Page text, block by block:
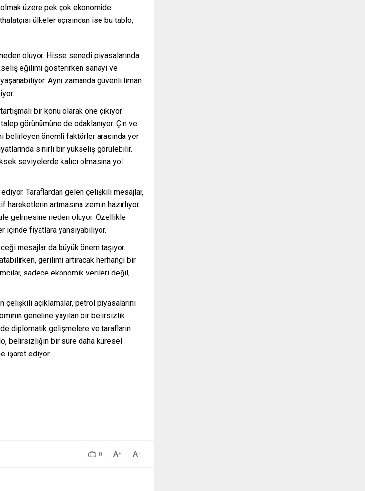
üzere pek çok ekonomide
ülkeler açısından ise bu tablo,
oluyor. Hisse senedi piyasalarında
eğilimi gösterirken sanayi ve
Aynı zamanda güvenli liman
bir konu olarak öne çıkıyor.
görünümüne de odaklanıyor. Çin ve
belirleyen önemli faktörler arasında yer
sınırlı bir yükseliş görülebilir.
seviyelerde kalıcı olmasına yol
Taraflardan gelen çelişkili mesajlar,
artmasına zemin hazırlıyor.
gelmesine neden oluyor. Özellikle
içinde fiyatlara yansıyabiliyor.
mesajlar da büyük önem taşıyor.
gerilimi artıracak herhangi bir
sadece ekonomik verileri değil,
açıklamalar, petrol piyasalarını
geneline yayılan bir belirsizlik
diplomatik gelişmelere ve tarafların
belirsizliğin bir süre daha küresel
işaret ediyor.
0 A+ A-